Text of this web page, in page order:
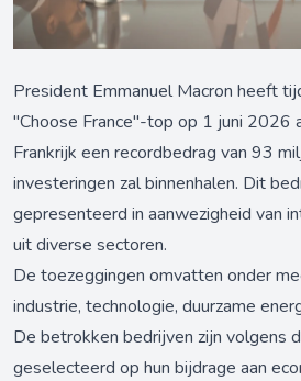
President Emmanuel Macron heeft
"Choose France"-top op 1 juni 2026
Frankrijk een recordbedrag van 93
investeringen zal binnenhalen. Dit
gepresenteerd in aanwezigheid van
uit diverse sectoren.
De toezeggingen omvatten onder
industrie, technologie, duurzame
De betrokken bedrijven zijn volgens
geselecteerd op hun bijdrage aan